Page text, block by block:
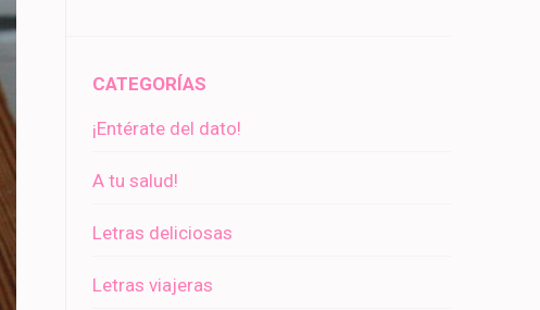
CATEGORÍAS
¡Entérate del dato!
A tu salud!
Letras deliciosas
Letras viajeras